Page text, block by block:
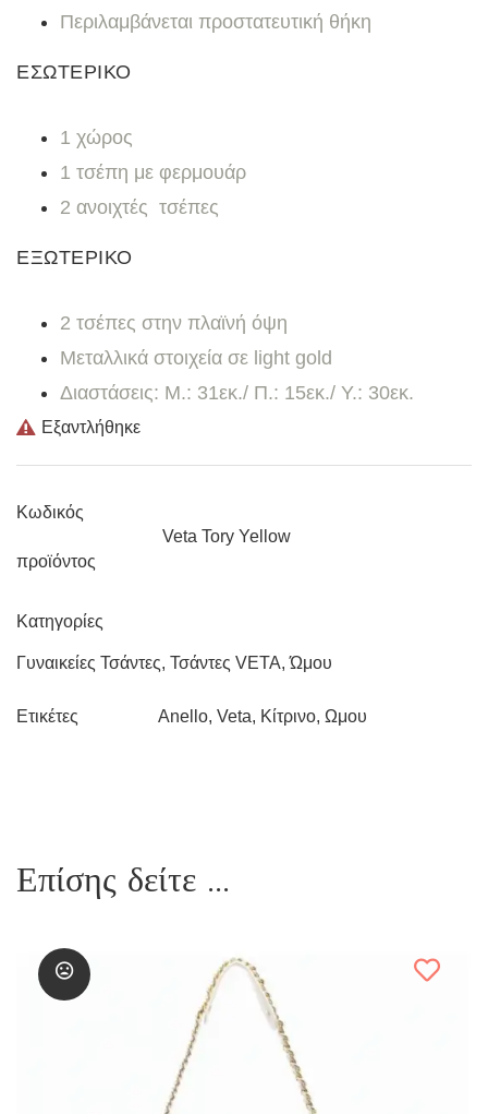
Περιλαμβάνεται προστατευτική θήκη
ΕΣΩΤΕΡΙΚΟ
1 χώρος
1 τσέπη με φερμουάρ
2 ανοιχτές τσέπες
ΕΞΩΤΕΡΙΚΟ
2 τσέπες στην πλαϊνή όψη
Μεταλλικά στοιχεία σε light gold
Διαστάσεις: Μ.: 31εκ./ Π.: 15εκ./ Υ.: 30εκ.
Εξαντλήθηκε
Κωδικός
προϊόντος
Veta Tory Yellow
Κατηγορίες
Γυναικείες Τσάντες, Τσάντες VETA,Ώμου
Ετικέτες Anello,Veta, Κίτρινο, Ωμου
Επίσης δείτε ...